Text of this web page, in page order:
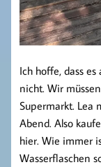
Ich hoffe, dass
nicht. Wir
Supermarkt. Lea
Abend. Also
hier. Wie immer
Wasserflaschen